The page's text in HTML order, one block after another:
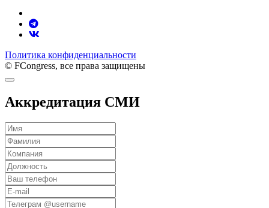
Политика конфиденциальности
© FCongress, все права защищены
Аккредитация СМИ